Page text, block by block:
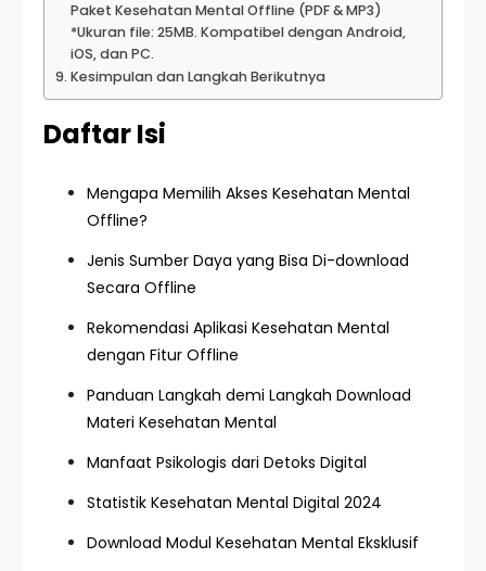
Paket Kesehatan Mental Offline (PDF & MP3)
*Ukuran file: 25MB. Kompatibel dengan Android,
iOS, dan PC.
Kesimpulan dan Langkah Berikutnya
Daftar Isi
Mengapa Memilih Akses Kesehatan Mental
Offline?
Jenis Sumber Daya yang Bisa Di-download
Secara Offline
Rekomendasi Aplikasi Kesehatan Mental
dengan Fitur Offline
Panduan Langkah demi Langkah Download
Materi Kesehatan Mental
Manfaat Psikologis dari Detoks Digital
Statistik Kesehatan Mental Digital 2024
Download Modul Kesehatan Mental Eksklusif